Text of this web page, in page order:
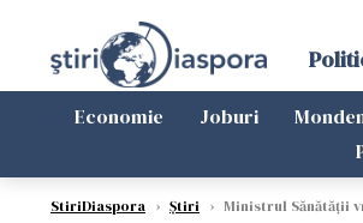
Economie Joburi
StiriDiaspora › Știri › Ministrul Sănătății